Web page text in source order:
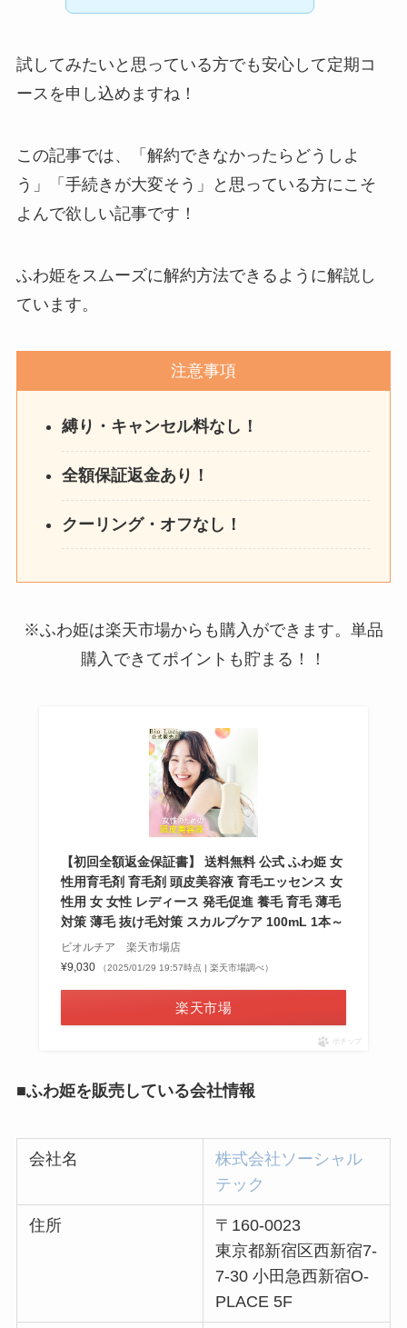
試してみたいと思っている方でも安心して定期コ
ースを申し込めますね！
この記事では、「解約できなかったらどうしよ
う」「手続きが大変そう」と思っている方にこそ
よんで欲しい記事です！
ふわ姫をスムーズに解約方法できるように解説し
ています。
注意事項
縛り・キャンセル料なし！
全額保証返金あり！
クーリング・オフなし！
※ふわ姫は楽天市場からも購入ができます。単品
購入できてポイントも貯まる！！
【初回全額返金保証書】 送料無料 公式 ふわ姫 女
性用育毛剤 育毛剤 頭皮美容液 育毛エッセンス 女
性用 女 女性 レディース 発毛促進 養毛 育毛 薄毛
対策 薄毛 抜け毛対策 スカルプケア 100mL 1本～
ビオルチア 楽天市場店
¥9,030
（2025/01/29 19:57時点 | 楽天市場調べ）
楽天市場
ポチップ
■ふわ姫を販売している会社情報
会社名
株式会社ソーシャル
テック
住所
〒160-0023
東京都新宿区西新宿7-
7-30 小田急西新宿O-
PLACE 5F